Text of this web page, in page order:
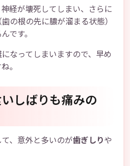
経が壊死してしまい、さらに
（歯の根の先に膿が溜まる状態）
です。
なってしまいますので、早め
。
しばりも痛みの
、意外と多いのが歯ぎしりや